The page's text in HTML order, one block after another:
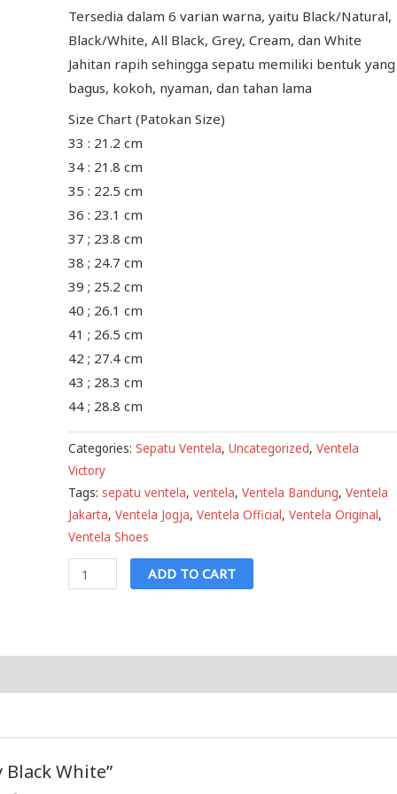
Tersedia dalam 6 varian warna, yaitu Black/Natural,
Black/White, All Black, Grey, Cream, dan White
Jahitan rapih sehingga sepatu memiliki bentuk yang
bagus, kokoh, nyaman, dan tahan lama
Size Chart (Patokan Size)
33 : 21.2 cm
34 : 21.8 cm
35 : 22.5 cm
36 : 23.1 cm
37 ; 23.8 cm
38 ; 24.7 cm
39 ; 25.2 cm
40 ; 26.1 cm
41 ; 26.5 cm
42 ; 27.4 cm
43 ; 28.3 cm
44 ; 28.8 cm
Categories:Sepatu Ventela,Uncategorized,Ventela
Victory
Tags: sepatu ventela,ventela,Ventela Bandung,Ventela
Jakarta,Ventela Jogja,Ventela Official,Ventela Original,
Ventela Shoes
Ventela
Victory
ADD TO CART
White”